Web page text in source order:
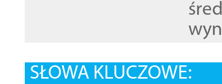
SŁOWA KLUCZOWE: